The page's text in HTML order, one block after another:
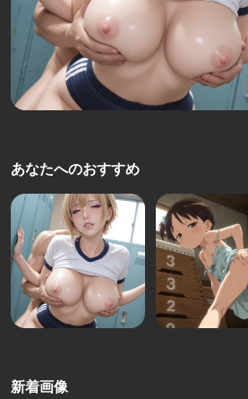
あなたへのおすすめ
新着画像